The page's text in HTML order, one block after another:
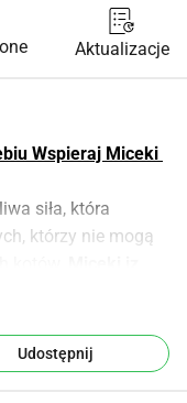
Aktualizacje
Wspieraj Miceki
siła, która
którzy nie mogą
wielkim sercem,
miasta.
bezdomnymi
Udostępnij